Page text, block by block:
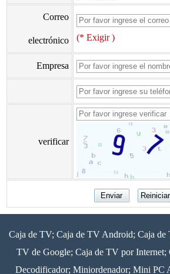
Correo
electrónico (* Exigir )
Empresa
verificar
Caja de TV; Caja de TV Android; Caja de
TV de Google; Caja de TV por
Decodificador; Miniordenador; Mini PC